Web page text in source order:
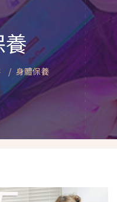
身體保養